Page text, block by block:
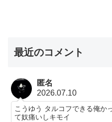
最近のコメント
匿名
2026.07.10
こうゆう タルコフできる俺か
て奴痛いしキモイ